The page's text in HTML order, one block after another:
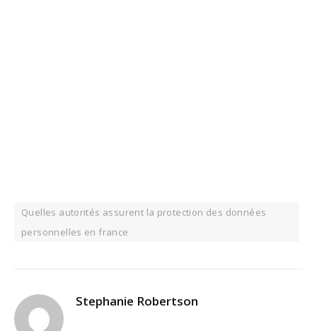
Quelles autorités assurent la protection des données
personnelles en france
Stephanie Robertson